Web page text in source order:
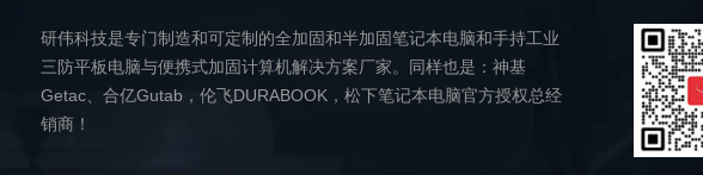
研伟科技是专门制造和可定制的全加固和半加固笔记本电脑和手持工业
三防平板电脑与便携式加固计算机解决方案厂家。同样也是：神基
Getac、合亿Gutab，伦飞DURABOOK，松下笔记本电脑官方授权总经
销商！